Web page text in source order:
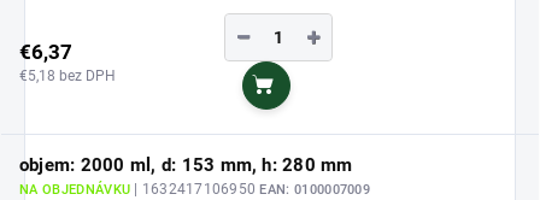
€6,37
€5,18 bez DPH
+
−
Do košíka
objem: 2000 ml, d: 153 mm, h: 280 mm
NA OBJEDNÁVKU | 1632417106950EAN: 0100007009